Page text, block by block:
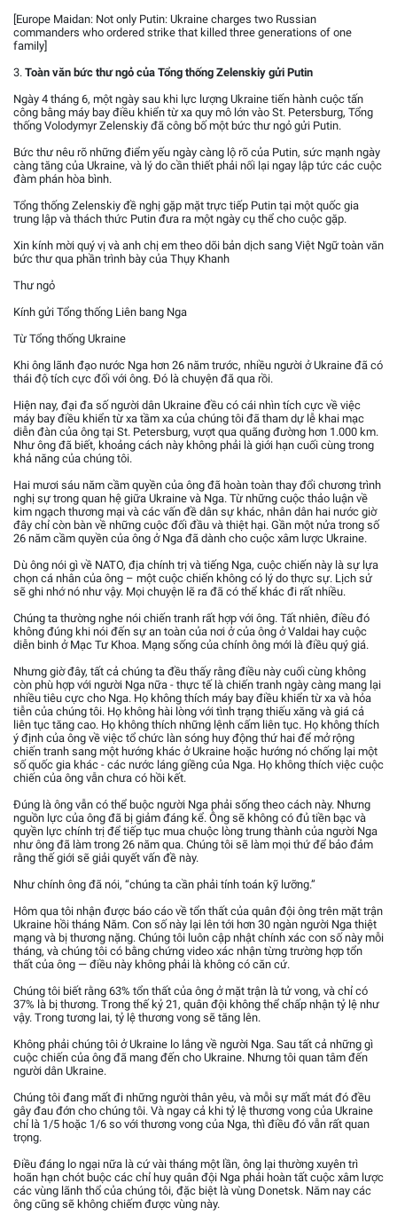
[Europe Maidan: Not only Putin: Ukraine charges two Russian
commanders who ordered strike that killed three generations of one
family]
3. Toàn văn bức thư ngỏ của Tổng thống Zelenskiy gửi Putin
Ngày 4 tháng 6, một ngày sau khi lực lượng Ukraine tiến hành cuộc tấn
công bằng máy bay điều khiển từ xa quy mô lớn vào St. Petersburg, Tổng
thống Volodymyr Zelenskiy đã công bố một bức thư ngỏ gửi Putin.
Bức thư nêu rõ những điểm yếu ngày càng lộ rõ của Putin, sức mạnh ngày
càng tăng của Ukraine, và lý do cần thiết phải nối lại ngay lập tức các cuộc
đàm phán hòa bình.
Tổng thống Zelenskiy đề nghị gặp mặt trực tiếp Putin tại một quốc gia
trung lập và thách thức Putin đưa ra một ngày cụ thể cho cuộc gặp.
Xin kính mời quý vị và anh chị em theo dõi bản dịch sang Việt Ngữ toàn văn
bức thư qua phần trình bày của Thụy Khanh
Thư ngỏ
Kính gửi Tổng thống Liên bang Nga
Từ Tổng thống Ukraine
Khi ông lãnh đạo nước Nga hơn 26 năm trước, nhiều người ở Ukraine đã có
thái độ tích cực đối với ông. Đó là chuyện đã qua rồi.
Hiện nay, đại đa số người dân Ukraine đều có cái nhìn tích cực về việc
máy bay điều khiển từ xa tầm xa của chúng tôi đã tham dự lễ khai mạc
diễn đàn của ông tại St. Petersburg, vượt qua quãng đường hơn 1.000 km.
Như ông đã biết, khoảng cách này không phải là giới hạn cuối cùng trong
khả năng của chúng tôi.
Hai mươi sáu năm cầm quyền của ông đã hoàn toàn thay đổi chương trình
nghị sự trong quan hệ giữa Ukraine và Nga. Từ những cuộc thảo luận về
kim ngạch thương mại và các vấn đề dân sự khác, nhân dân hai nước giờ
đây chỉ còn bàn về những cuộc đối đầu và thiệt hại. Gần một nửa trong số
26 năm cầm quyền của ông ở Nga đã dành cho cuộc xâm lược Ukraine.
Dù ông nói gì về NATO, địa chính trị và tiếng Nga, cuộc chiến này là sự lựa
chọn cá nhân của ông – một cuộc chiến không có lý do thực sự. Lịch sử
sẽ ghi nhớ nó như vậy. Mọi chuyện lẽ ra đã có thể khác đi rất nhiều.
Chúng ta thường nghe nói chiến tranh rất hợp với ông. Tất nhiên, điều đó
không đúng khi nói đến sự an toàn của nơi ở của ông ở Valdai hay cuộc
diễn binh ở Mạc Tư Khoa. Mạng sống của chính ông mới là điều quý giá.
Nhưng giờ đây, tất cả chúng ta đều thấy rằng điều này cuối cùng không
còn phù hợp với người Nga nữa - thực tế là chiến tranh ngày càng mang lại
nhiều tiêu cực cho Nga. Họ không thích máy bay điều khiển từ xa và hỏa
tiễn của chúng tôi. Họ không hài lòng với tình trạng thiếu xăng và giá cả
liên tục tăng cao. Họ không thích những lệnh cấm liên tục. Họ không thích
ý định của ông về việc tổ chức làn sóng huy động thứ hai để mở rộng
chiến tranh sang một hướng khác ở Ukraine hoặc hướng nó chống lại một
số quốc gia khác - các nước láng giềng của Nga. Họ không thích việc cuộc
chiến của ông vẫn chưa có hồi kết.
Đúng là ông vẫn có thể buộc người Nga phải sống theo cách này. Nhưng
nguồn lực của ông đã bị giảm đáng kể. Ông sẽ không có đủ tiền bạc và
quyền lực chính trị để tiếp tục mua chuộc lòng trung thành của người Nga
như ông đã làm trong 26 năm qua. Chúng tôi sẽ làm mọi thứ để bảo đảm
rằng thế giới sẽ giải quyết vấn đề này.
Như chính ông đã nói, “chúng ta cần phải tính toán kỹ lưỡng.”
Hôm qua tôi nhận được báo cáo về tổn thất của quân đội ông trên mặt trận
Ukraine hồi tháng Năm. Con số này lại lên tới hơn 30 ngàn người Nga thiệt
mạng và bị thương nặng. Chúng tôi luôn cập nhật chính xác con số này mỗi
tháng, và chúng tôi có bằng chứng video xác nhận từng trường hợp tổn
thất của ông — điều này không phải là không có căn cứ.
Chúng tôi biết rằng 63% tổn thất của ông ở mặt trận là tử vong, và chỉ có
37% là bị thương. Trong thế kỷ 21, quân đội không thể chấp nhận tỷ lệ như
vậy. Trong tương lai, tỷ lệ thương vong sẽ tăng lên.
Không phải chúng tôi ở Ukraine lo lắng về người Nga. Sau tất cả những gì
cuộc chiến của ông đã mang đến cho Ukraine. Nhưng tôi quan tâm đến
người dân Ukraine.
Chúng tôi đang mất đi những người thân yêu, và mỗi sự mất mát đó đều
gây đau đớn cho chúng tôi. Và ngay cả khi tỷ lệ thương vong của Ukraine
chỉ là 1/5 hoặc 1/6 so với thương vong của Nga, thì điều đó vẫn rất quan
trọng.
Điều đáng lo ngại nữa là cứ vài tháng một lần, ông lại thường xuyên trì
hoãn hạn chót buộc các chỉ huy quân đội Nga phải hoàn tất cuộc xâm lược
các vùng lãnh thổ của chúng tôi, đặc biệt là vùng Donetsk. Năm nay các
ông cũng sẽ không chiếm được vùng này.